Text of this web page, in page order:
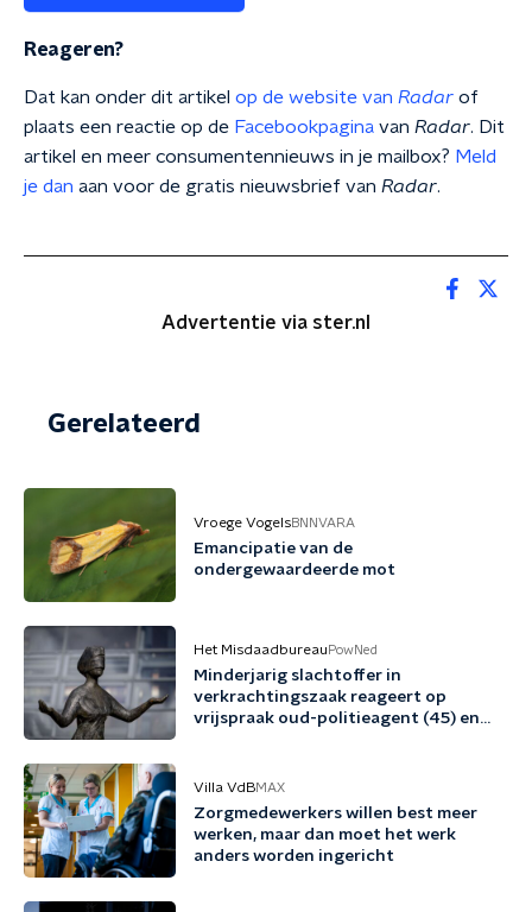
Reageren?
Dat kan onder dit artikel op de website van Radar of
plaats een reactie op de Facebookpagina van Radar. Dit
artikel en meer consumentennieuws in je mailbox? Meld
je dan aan voor de gratis nieuwsbrief van Radar.
Advertentie via ster.nl
Gerelateerd
Vroege VogelsBNNVARA
Emancipatie van de
ondergewaardeerde mot
Het Misdaadbureau PowNed
Minderjarig slachtoffer in
verkrachtingszaak reageert op
vrijspraak oud-politieagent (45) en
Villa VdBMAX
Zorgmedewerkers willen best meer
werken, maar dan moet het werk
anders worden ingericht